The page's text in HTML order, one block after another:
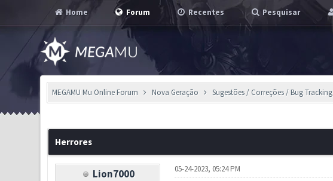
Home Forum Recentes Pesquisar
MEGAMU Mu Online Forum Nova Geração Sugestões / Correções / Bug Tracking
Herrores
Lion7000 05-24-2023, 05:24 PM